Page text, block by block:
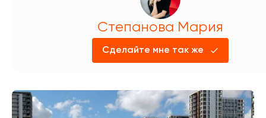
Степанова Мария
Сделайте мне так же